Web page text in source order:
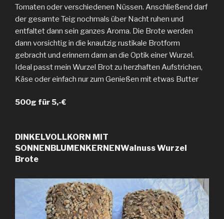
Tomaten oder verschiedenen Nüssen. Anschließend darf
der gesamte Teig nochmals über Nacht ruhen und
entfaltet dann sein ganzes Aroma. Die Brote werden
dann vorsichtig in die knautzig rustikale Brotform
gebracht und erinnern dann an die Optik einer Wurzel.
Ideal passt mein Wurzel Brot zu herzhaften Aufstrichen,
Käse oder einfach nur zum Genießen mit etwas Butter
500g für 5,-€
DINKELVOLLKORN MIT
SONNENBLUMENKERNENWalnuss Wurzel
Brote